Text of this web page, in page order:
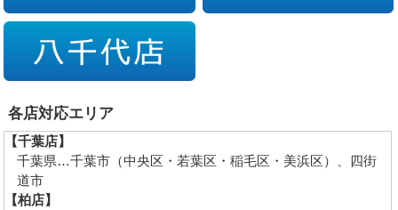
各店対応エリア
【千葉店】
千葉県…千葉市（中央区・若葉区・稲毛区・美浜区）、四街
道市
【柏店】